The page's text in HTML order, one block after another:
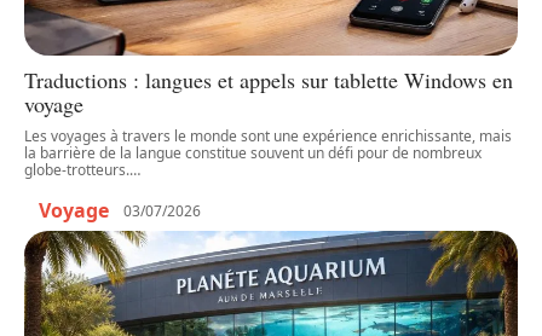
Traductions : langues et appels sur tablette Windows en
voyage
Les voyages à travers le monde sont une expérience enrichissante, mais
la barrière de la langue constitue souvent un défi pour de nombreux
globe-trotteurs.…
Voyage 03/07/2026